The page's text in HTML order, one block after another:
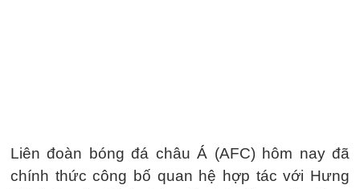
Liên đoàn bóng đá châu Á (AFC) hôm nay đã
chính thức công bố quan hệ hợp tác với Hưng